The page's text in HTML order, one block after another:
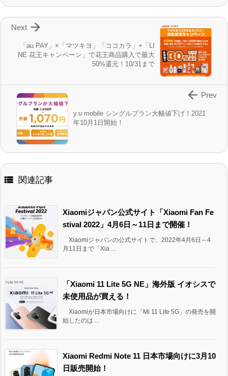
「au PAY」×「マツキヨ」「ココカラ」+「LI
NE 花王キャンペーン」で花王商品購入で最大
50%還元！10/31まで

Next
y.u mobile シングルプラン大幅値下げ！2021
年10月1日開始！
 Prev
 関連記事
Xiaomiジャパン公式サイト「Xiaomi Fan Fe
stival 2022」4月6日～11日まで開催！
Xiaomiジャパンの公式サイトで、2022年4月6日～4
月11日まで「Xia ...
「Xiaomi 11 Lite 5G NE」海外版 イオシスで
未使用品が買える！
Xiaomiが日本市場向けに「Mi 11 Lite 5G」の発売を開
始したのは ...
Xiaomi Redmi Note 11 日本市場向けに3月10
日販売開始！